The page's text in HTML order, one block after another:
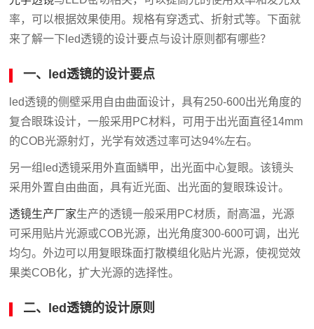
率，可以根据效果使用。规格有穿透式、折射式等。下面就
来了解一下led透镜的设计要点与设计原则都有哪些？
一、led透镜的设计要点
led透镜的侧壁采用自由曲面设计，具有250-600出光角度的
复合眼珠设计，一般采用PC材料，可用于出光面直径14mm
的COB光源射灯，光学有效透过率可达94%左右。
另一组led透镜采用外直面鳞甲，出光面中心复眼。该镜头
采用外置自由曲面，具有近光面、出光面的复眼珠设计。
透镜生产厂家生产的透镜一般采用PC材质，耐高温，光源
可采用贴片光源或COB光源，出光角度300-600可调，出光
均匀。外边可以用复眼珠面打散模组化贴片光源，使视觉效
果类COB化，扩大光源的选择性。
二、led透镜的设计原则